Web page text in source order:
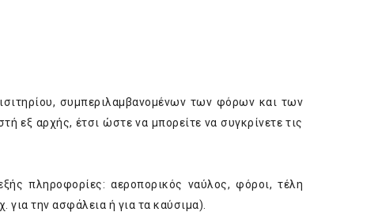
συμπεριλαμβανομένων των φόρων και των
εξ αρχής, έτσι ώστε να μπορείτε να συγκρίνετε τις
πληροφορίες: αεροπορικός ναύλος, φόροι, τέλη
την ασφάλεια ή για τα καύσιμα).